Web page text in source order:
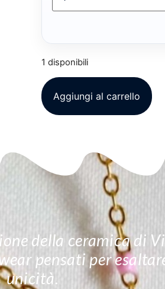
1 disponibili
Aggiungi al carrello
della ceramica di
pensati per
unicità.